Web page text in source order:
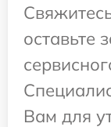
оставьте
Вам для